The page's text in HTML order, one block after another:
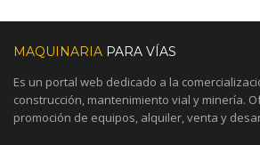
MAQUINARIA PARA VÍAS
Es un portal web dedicado a la
construcción, mantenimiento vial y minería.
promoción de equipos, alquiler, venta y